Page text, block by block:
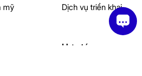
mỹ Dịch vụ triển khai
Hợp tác